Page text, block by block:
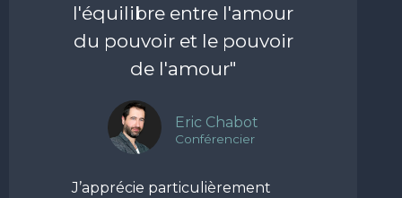
l'équilibre entre l'amour
du pouvoir et le pouvoir
de l'amour"
Eric Chabot
Conférencier
J’apprécie particulièrement